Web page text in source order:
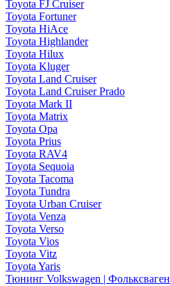
Toyota FJ Cruiser
Toyota Fortuner
Toyota HiAce
Toyota Highlander
Toyota Hilux
Toyota Kluger
Toyota Land Cruiser
Toyota Land Cruiser Prado
Toyota Mark II
Toyota Matrix
Toyota Opa
Toyota Prius
Toyota RAV4
Toyota Sequoia
Toyota Tacoma
Toyota Tundra
Toyota Urban Cruiser
Toyota Venza
Toyota Verso
Toyota Vios
Toyota Vitz
Toyota Yaris
Тюнинг Volkswagen | Фольксваген